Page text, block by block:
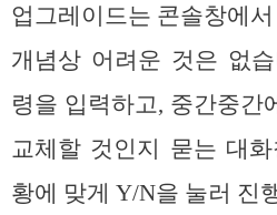
업그레이드는 콘솔창에
개념상 어려운 것은 없
령을 입력하고, 중간중간
교체할 것인지 묻는 대
황에 맞게 Y/N을 눌러 진